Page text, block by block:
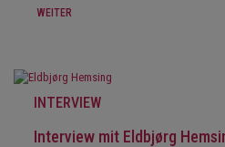
WEITER
INTERVIEW
Interview mit Eldbjørg